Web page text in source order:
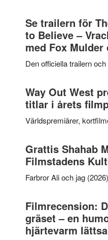
Sweden
Jazz
Festival
2026
–
Internationella
storheter
och
samarbeten
Se trailern för
to Believe –
med Fox
Den officiella trailern
Way Out West
titlar i årets
Världspremiärer,
Grattis Shahab
Filmstadens
Farbror Ali och jag
Filmrecension:
gräset – en
hjärtevarm